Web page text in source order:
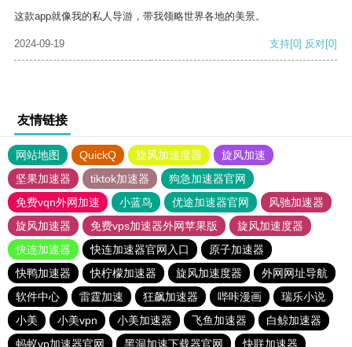
这款app就像我的私人导游，带我领略世界各地的美景。
2024-09-19 支持[0] 反对[0]
友情链接
网站地图 QuickQ 旋风加速度器
旋风加速
坚果加速器
tiktok加速器
狗急加速器官网
免费vqn外网加速
小蓝鸟 优途加速器官网
风驰加速器
旋风加速器
免费vps加速器外网苹果版
旋风加速度器
快连加速器
快连加速器官网入口
原子加速器
快鸭加速器
快柠檬加速器 旋风加速度器
外网网址导航
软件中心
雷霆加速 狂飙加速器 哔咔漫画
瑞乐小说
小美
小美vpn 小美加速器 飞鱼加速器
白鲸加速器
蚂蚁vp加速器官网
黑洞加速下载器官网 快联加速器